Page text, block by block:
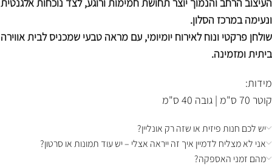
ונעימה במרכז הסלון.
שולחן פרקטי ונוח לאירוח יומיומי, עם מראה טבעי שמכניס לבית אווירה
ביתית ומזמינה.
מידות:
קוטר 70 ס"מ | גובה 40 ס"מ
יש לכם חנות פיזית או שזה רק אונליין?
אני לא מצליח לדמיין איך זה ייראה אצלי – יש עוד תמונות או סרטון?
מהם זמני האספקה?